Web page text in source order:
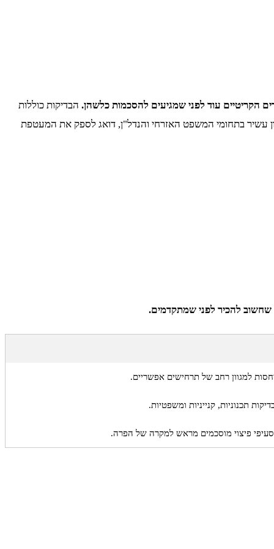
הקריטיים עוד לפני שמגיעים להסכמות כלשהן. הבדיקות כוללות
עשיר בתחומי המשפט האזרחי והנדל"ן, דואג לספק את המעטפת
להכיר לפני שמתקדמים.
למגוון רחב של תרחישים אפשריים.
תכנוניות, קנייניות ומשפטיות.
וסעיפי פיצוי מוסכמים מראש למקרה של הפרה.